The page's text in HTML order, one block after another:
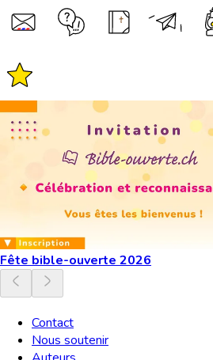
Fête bible-ouverte 2026
Contact
Nous soutenir